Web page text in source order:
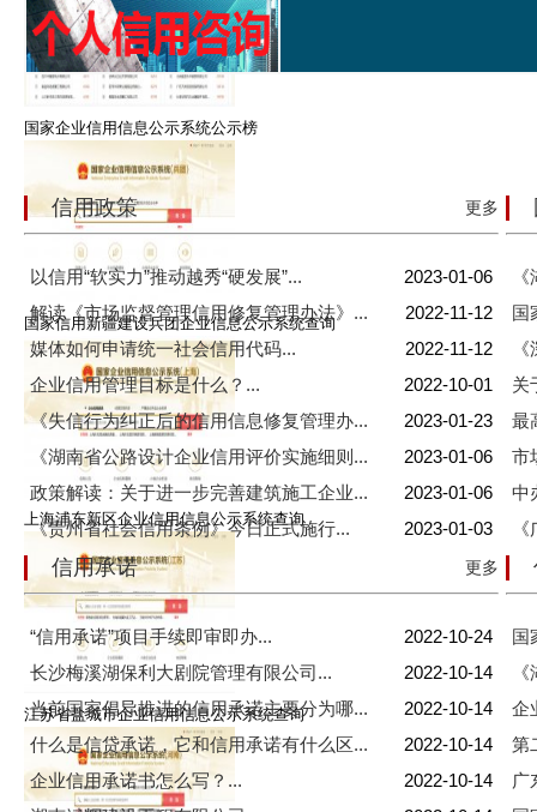
国家企业信用信息公示系统公示榜
国家信用新疆建设兵团企业信息公示系统查询
上海浦东新区企业信用信息公示系统查询
江苏省盐城市企业信用信息公示系统查询
信用政策 更多
以信用“软实力”推动越秀“硬发展”...
2023-01-06
解读《市场监督管理信用修复管理办法》...
2022-11-12
媒体如何申请统一社会信用代码...
2022-11-12
企业信用管理目标是什么？...
2022-10-01
《失信行为纠正后的信用信息修复管理办...
2023-01-23
《湖南省公路设计企业信用评价实施细则...
2023-01-06
政策解读：关于进一步完善建筑施工企业...
2023-01-06
《贵州省社会信用条例》今日正式施行...
2023-01-03
国
关
最
市
中
信用承诺 更多
“信用承诺”项目手续即审即办...
2022-10-24
长沙梅溪湖保利大剧院管理有限公司...
2022-10-14
当前国家倡导推进的信用承诺主要分为哪...
2022-10-14
什么是信贷承诺，它和信用承诺有什么区...
2022-10-14
企业信用承诺书怎么写？...
2022-10-14
国
企
第
广